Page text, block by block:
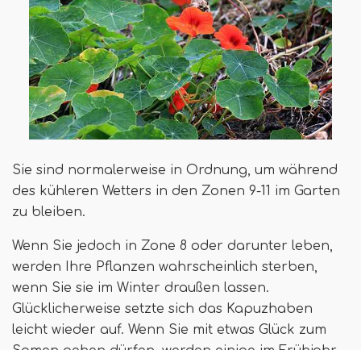
Sie sind normalerweise in Ordnung, um während
des kühleren Wetters in den Zonen 9-11 im Garten
zu bleiben.
Wenn Sie jedoch in Zone 8 oder darunter leben,
werden Ihre Pflanzen wahrscheinlich sterben,
wenn Sie sie im Winter draußen lassen.
Glücklicherweise setzte sich das Kapuzhaben
leicht wieder auf. Wenn Sie mit etwas Glück zum